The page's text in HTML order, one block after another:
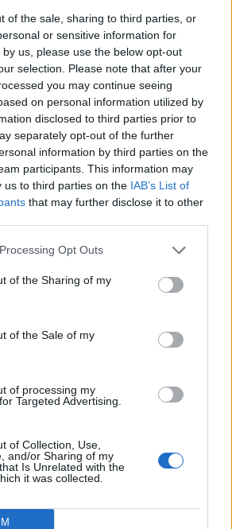
of the sale, sharing to third parties, or
or sensitive information for
us, please use the below opt-out
selection. Please note that after your
you may continue seeing
on personal information utilized by
disclosed to third parties prior to
separately opt-out of the further
information by third parties on the
participants. This information may
us to third parties on the IAB’s List of
that may further disclose it to other
Opt Outs
of the Sharing of my
of the Sale of my
of processing my
Targeted Advertising.
of Collection, Use,
and/or Sharing of my
Is Unrelated with the
it was collected.